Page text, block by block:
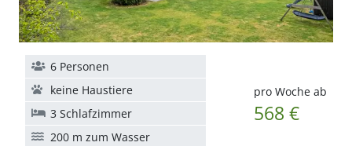
pro Woche ab
568 €
6 Personen
keine Haustiere
3 Schlafzimmer
200 m zum Wasser